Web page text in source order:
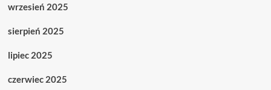
wrzesień 2025
sierpień 2025
lipiec 2025
czerwiec 2025